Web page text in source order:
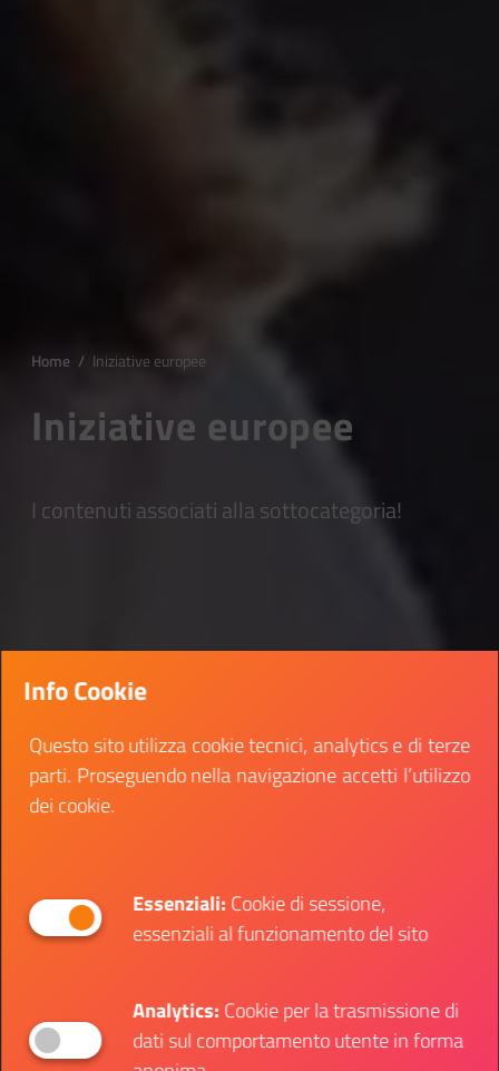
Home / Iniziative europee
Iniziative europee
I contenuti associati alla sottocategoria!
Info Cookie
Questo sito utilizza cookie tecnici, analytics e di terze
parti. Proseguendo nella navigazione accetti l’utilizzo
dei cookie.
Essenziali:Cookie di sessione,
essenziali al funzionamento del sito
Analytics:Cookie per la trasmissione di
dati sul comportamento utente in forma